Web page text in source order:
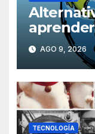
práctica,
AGO 9, 2026
TECNOLOGÍA